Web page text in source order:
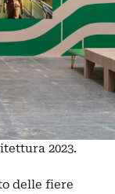
2023.
delle fiere